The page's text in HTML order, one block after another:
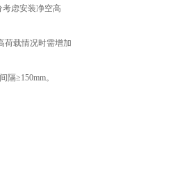
考虑安装净空高
荷载情况时需增加
≥150mm。